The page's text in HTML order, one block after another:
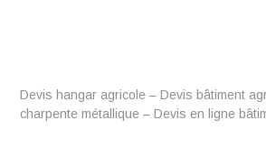
Devis hangar agricole – Devis bâtiment
charpente métallique – Devis en ligne